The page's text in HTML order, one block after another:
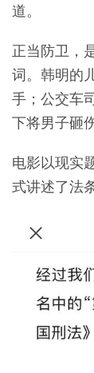
道。
正当防卫，
词。韩明的
手；公交车
下将男子砸
电影以现实
式讲述了法